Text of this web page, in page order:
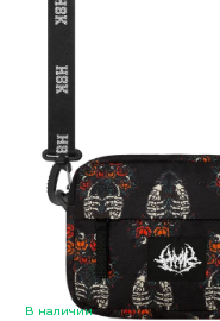
В наличии